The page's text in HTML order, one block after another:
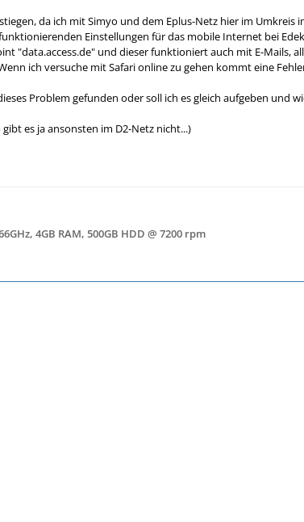
da ich mit Simyo und dem Eplus-Netz hier im
Einstellungen für das mobile Internet bei
"data.access.de" und dieser funktioniert auch mit E-Mails,
ich versuche mit Safari online zu gehen kommt eine
Problem gefunden oder soll ich es gleich aufgeben und
es ja ansonsten im D2-Netz nicht...)
4GB RAM, 500GB HDD @ 7200 rpm